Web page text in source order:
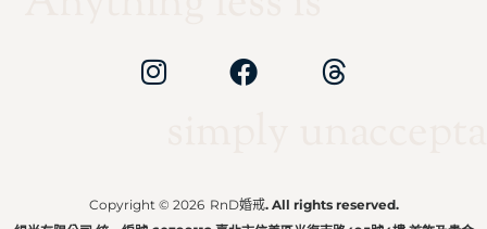
Copyright © 2026 RnD婚戒. All rights reserved.